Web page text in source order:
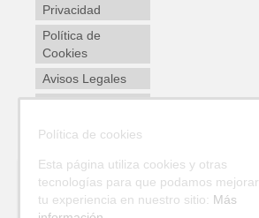
Privacidad
Política de
Cookies
Avisos Legales
Envíos y
Política de cookies
Esta página utiliza cookies y otras
tecnologías para que podamos mejorar
tu experiencia en nuestro sitio: Más